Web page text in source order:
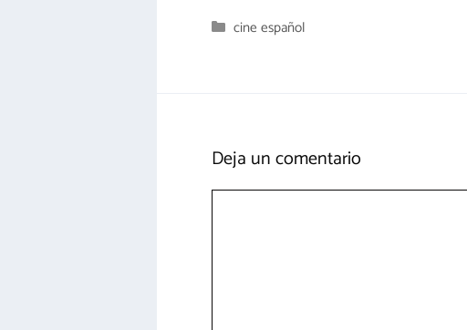
Categorías
cine español
Deja un comentario